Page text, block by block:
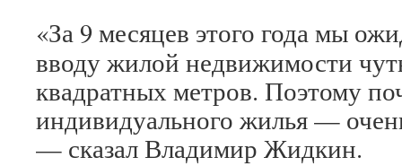
«За 9 месяцев этого года мы
вводу жилой недвижимости
квадратных метров. Поэтому
индивидуального жилья —
— сказал Владимир Жидкин.